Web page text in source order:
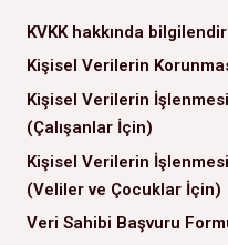
KVKK hakkında
Kişisel Verilerin
Kişisel Verilerin
(Çalışanlar İçin)
Kişisel Verilerin
(Veliler ve Çocuklar İçin)
Veri Sahibi Başvuru